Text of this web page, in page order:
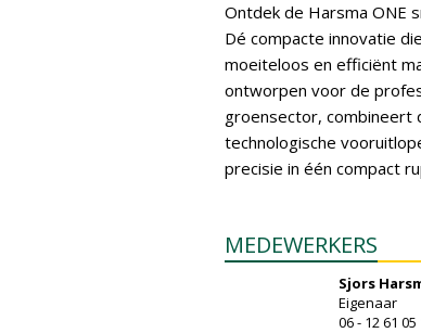
Ontdek de Harsma ONE
Dé compacte innovatie
moeiteloos en efficiënt
ontworpen voor de
groensector, combineert
technologische
precisie in één compact
MEDEWERKERS
Sjors
Eigenaar
06 - 12 61 05